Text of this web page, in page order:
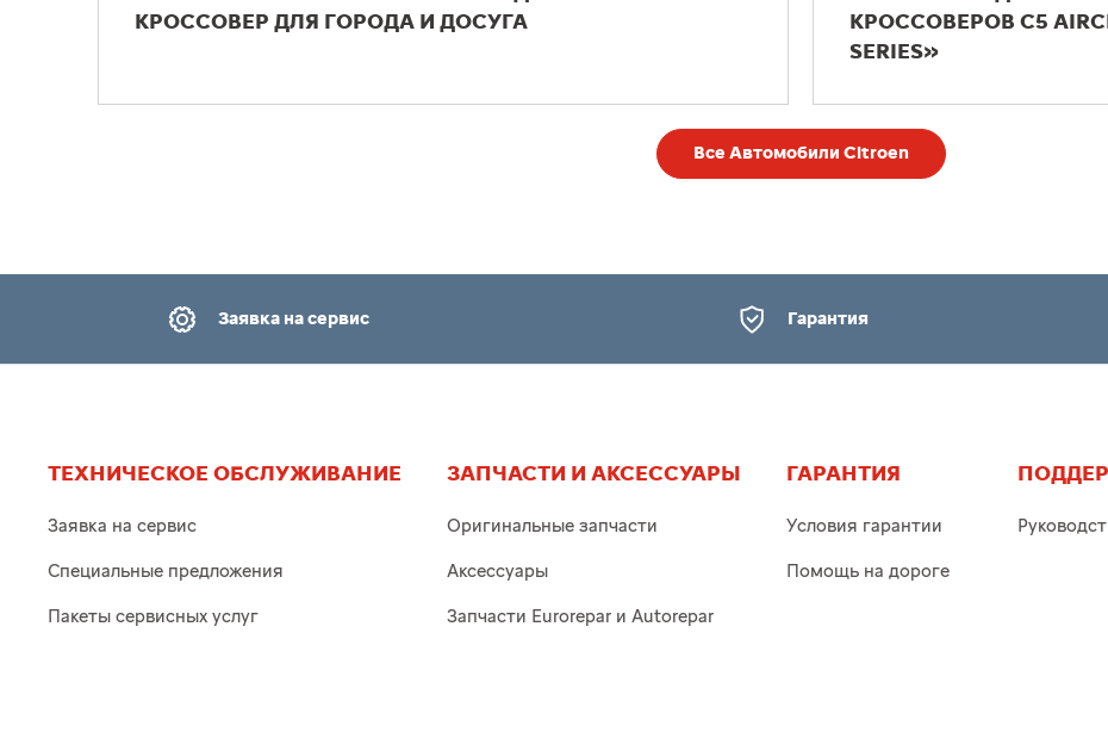
КРОССОВЕР ДЛЯ ГОРОДА И ДОСУГА
КРОССОВЕРОВ C5
SERIES»
Все Автомобили Citroen
Заявка на сервис Гарантия
ТЕХНИЧЕСКОЕ ОБСЛУЖИВАНИЕ
Заявка на сервис
Специальные предложения
Пакеты сервисных услуг
ЗАПЧАСТИ И АКСЕССУАРЫ
Оригинальные запчасти
Аксессуары
Запчасти Eurorepar и Autorepar
ГАРАНТИЯ
Условия гарантии
Помощь на дороге